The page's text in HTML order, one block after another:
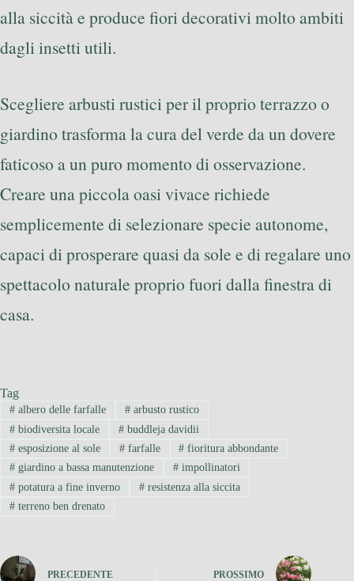
alla siccità e produce fiori decorativi molto ambiti
dagli insetti utili.
Scegliere arbusti rustici per il proprio terrazzo o
giardino trasforma la cura del verde da un dovere
faticoso a un puro momento di osservazione.
Creare una piccola oasi vivace richiede
semplicemente di selezionare specie autonome,
capaci di prosperare quasi da sole e di regalare uno
spettacolo naturale proprio fuori dalla finestra di
casa.
Tag
#albero delle farfalle #arbusto rustico
#biodiversita locale #buddleja davidii
#esposizione al sole #farfalle # fioritura abbondante
#giardino a bassa manutenzione #impollinatori
#potatura a fine inverno #resistenza alla siccita
#terreno ben drenato
PRECEDENTE PROSSIMO